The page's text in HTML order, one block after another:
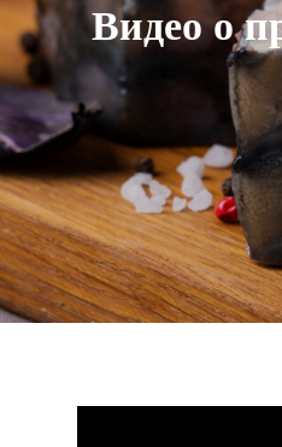
Видео о